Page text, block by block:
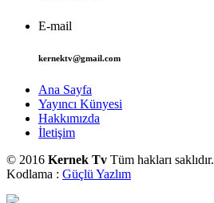
E-mail
kernektv@gmail.com
Ana Sayfa
Yayıncı Künyesi
Hakkımızda
İletişim
© 2016 Kernek Tv Tüm hakları saklıdır.
Kodlama : Güçlü Yazlım